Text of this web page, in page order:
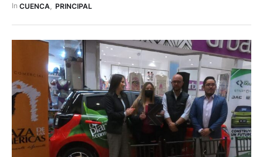
Morales, gerente de esta institución financiera, explicó que
In CUENCA PRINCIPAL